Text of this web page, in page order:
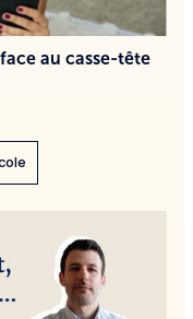
au casse-tête